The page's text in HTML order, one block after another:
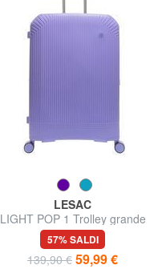
LESAC
LIGHT POP 1 Trolley grande
espandibile
57% SALDI
139,90 € 59,99 €